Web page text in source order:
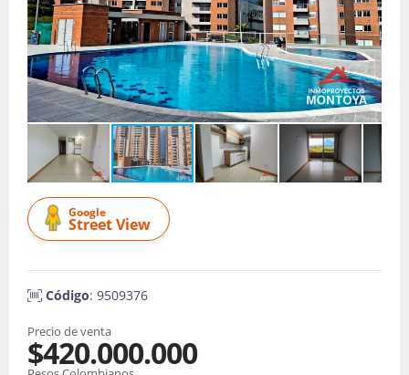
Google
Street View
Código: 9509376
Precio de venta
$420.000.000